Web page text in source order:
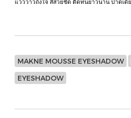
แวววาวถึงใจ สีสวยชัด ติดทนยาวนาน ปาดเดี
MAKNE MOUSSE EYESHADOW
EYESHADOW